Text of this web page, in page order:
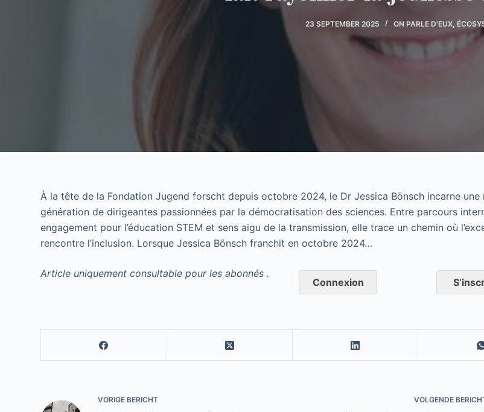
23 SEPTEMBER 2025 ON PARLE D'EUX,
À la tête de la Fondation Jugend forscht depuis octobre 2024, le Dr Jessica Bönsch incarne une
génération de dirigeantes passionnées par la démocratisation des sciences. Entre parcours
engagement pour l’éducation STEM et sens aigu de la transmission, elle trace un chemin où
rencontre l’inclusion. Lorsque Jessica Bönsch franchit en octobre 2024…
Article uniquement consultable pour les abonnés .
Connexion
VORIGEBERICHT VOLGENDE